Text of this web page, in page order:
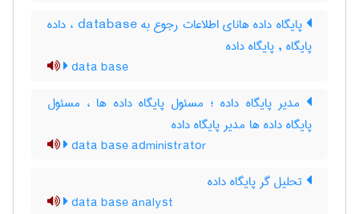
پایگاه داده هانای اطلاعات رجوع به database ، داده
پایگاه , پایگاه داده
data base
مدیر پایگاه داده ؛ مسئول پایگاه داده ها ، مسئول
پایگاه داده ها مدیر پایگاه داده
data base administrator
تحلیل گر پایگاه داده
data base analyst